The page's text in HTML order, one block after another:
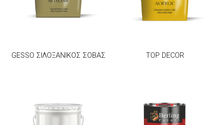
GESSO ΣΙΛΟΞΑΝΙΚΟΣ ΣΟΒΑΣ TOP DECOR